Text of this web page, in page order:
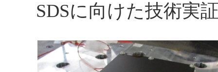
SDSに向けた技術実